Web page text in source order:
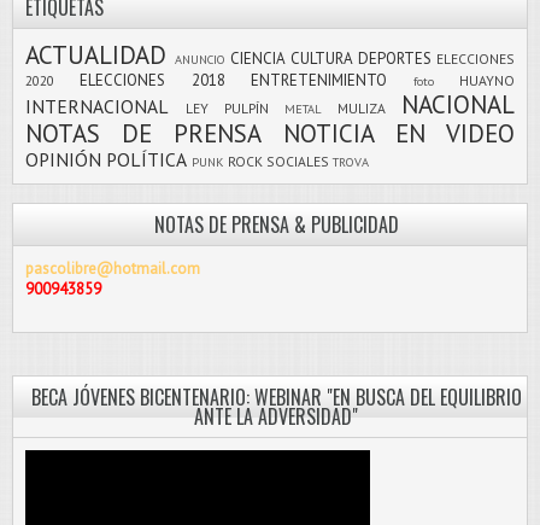
ETIQUETAS
ACTUALIDAD ANUNCIO CIENCIA CULTURA DEPORTES ELECCIONES
2020
ELECCIONES 2018 ENTRETENIMIENTO foto HUAYNO
INTERNACIONAL LEY PULPÍN METAL MULIZA
NACIONAL
NOTAS DE PRENSA
NOTICIA EN VIDEO
OPINIÓN POLÍTICA PUNK ROCK SOCIALES TROVA
NOTAS DE PRENSA & PUBLICIDAD
pascolibre@hotmail.com
900943859
BECA JÓVENES BICENTENARIO: WEBINAR "EN BUSCA DEL EQUILIBRIO
ANTE LA ADVERSIDAD"